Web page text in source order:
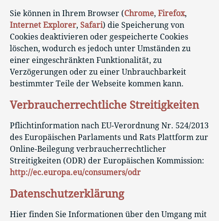
Sie können in Ihrem Browser (Chrome, Firefox,
Internet Explorer, Safari) die Speicherung von
Cookies deaktivieren oder gespeicherte Cookies
löschen, wodurch es jedoch unter Umständen zu
einer eingeschränkten Funktionalität, zu
Verzögerungen oder zu einer Unbrauchbarkeit
bestimmter Teile der Webseite kommen kann.
Verbraucherrechtliche Streitigkeiten
Pflichtinformation nach EU-Verordnung Nr. 524/2013
des Europäischen Parlaments und Rats Plattform zur
Online-Beilegung verbraucherrechtlicher
Streitigkeiten (ODR) der Europäischen Kommission:
http://ec.europa.eu/consumers/odr
Datenschutzerklärung
Hier finden Sie Informationen über den Umgang mit